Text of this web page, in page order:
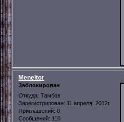
Meneltor
Заблокирован
Откуда: Тамбов
Зарегистрирован: 11 апреля, 2012г.
Приглашений: 0
Сообщений: 110